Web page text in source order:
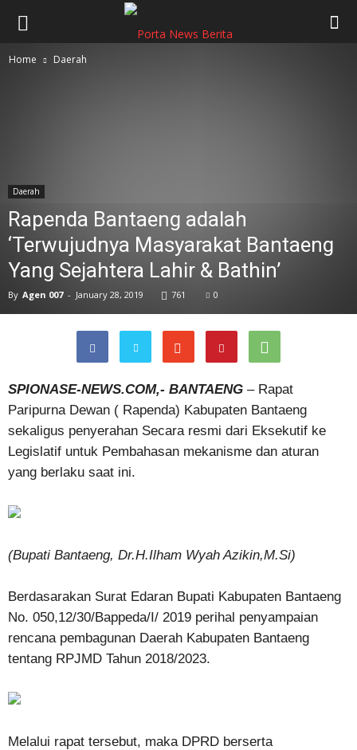
Home Daerah
Daerah
Rapenda Bantaeng adalah
‘Terwujudnya Masyarakat Bantaeng
Yang Sejahtera Lahir & Bathin’
By Agen 007 - January 28, 2019 761 0
SPIONASE-NEWS.COM,- BANTAENG – Rapat
Paripurna Dewan ( Rapenda) Kabupaten Bantaeng
sekaligus penyerahan Secara resmi dari Eksekutif ke
Legislatif untuk Pembahasan mekanisme dan aturan
yang berlaku saat ini.
(Bupati Bantaeng, Dr.H.Ilham Wyah Azikin,M.Si)
Berdasarakan Surat Edaran Bupati Kabupaten Bantaeng
No. 050,12/30/Bappeda/I/ 2019 perihal penyampaian
rencana pembagunan Daerah Kabupaten Bantaeng
tentang RPJMD Tahun 2018/2023.
Melalui rapat tersebut, maka DPRD berserta